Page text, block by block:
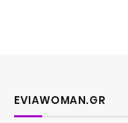
EVIAWOMAN.GR